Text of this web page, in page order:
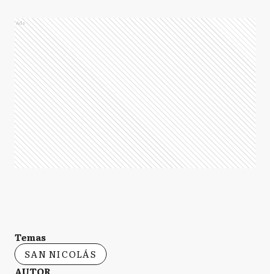
Ads
Temas
SAN NICOLÁS